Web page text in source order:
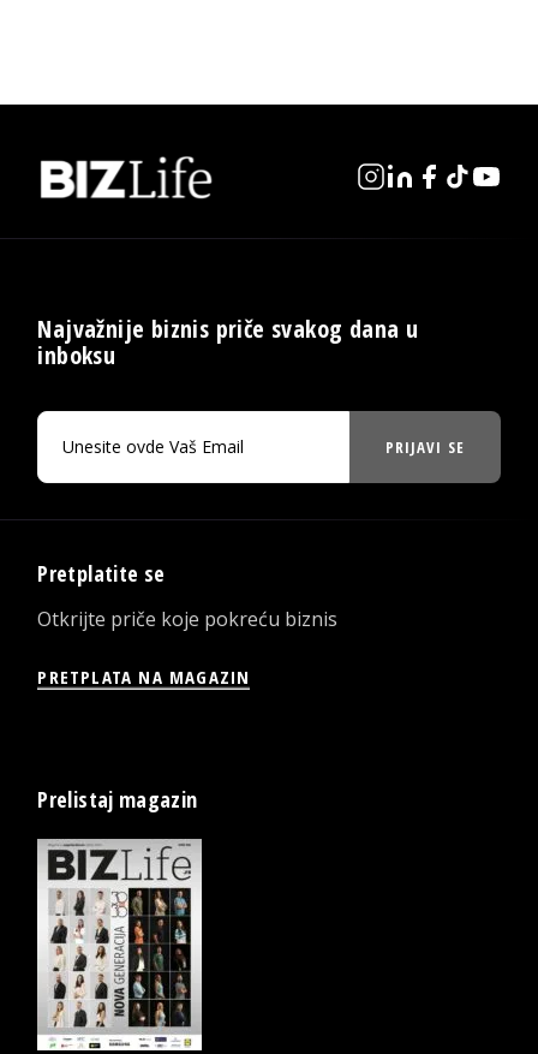
Najvažnije biznis priče svakog dana u
inboksu
PRIJAVI SE
Pretplatite se
Otkrijte priče koje pokreću biznis
PRETPLATA NA MAGAZIN
Prelistaj magazin